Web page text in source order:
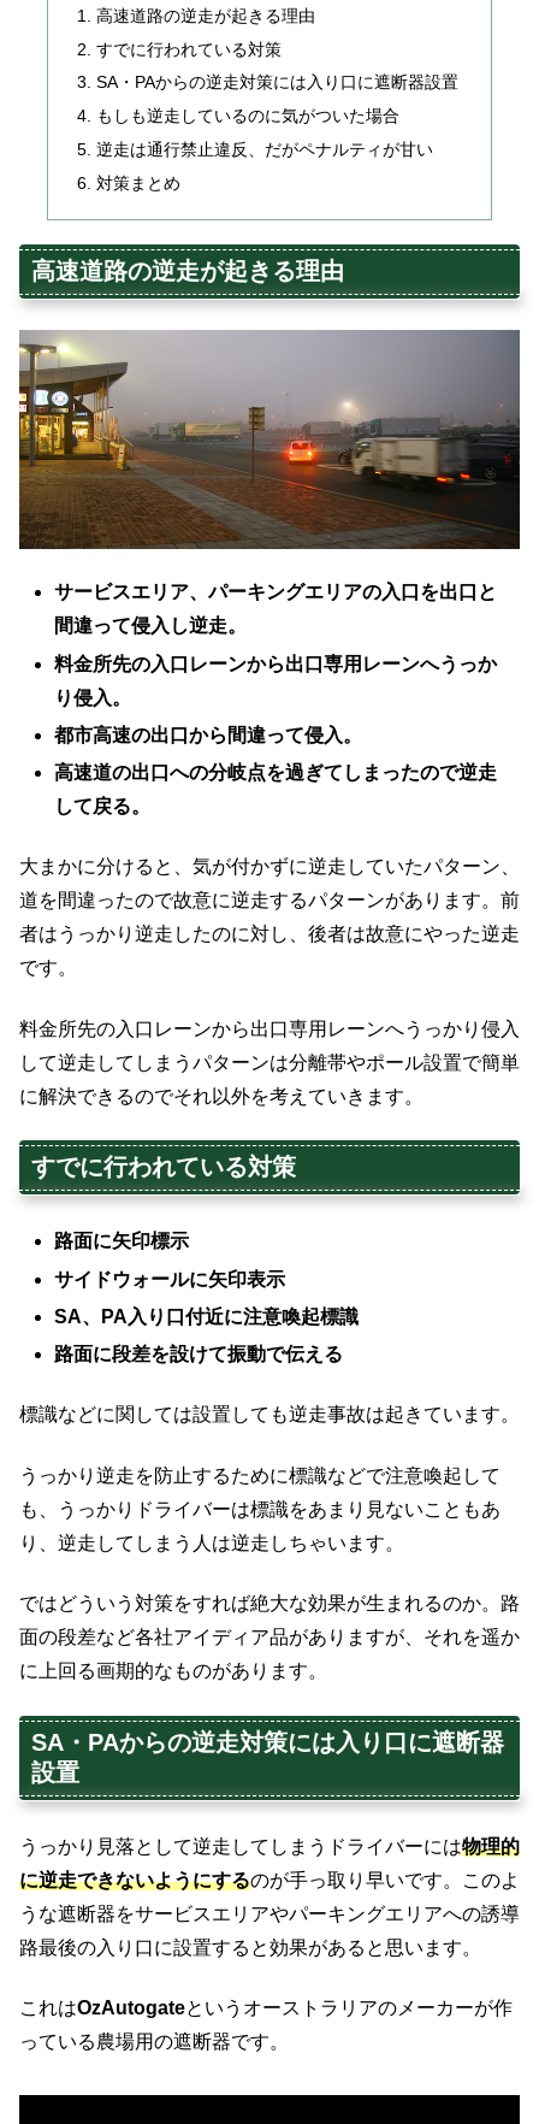
高速道路の逆走が起きる理由
すでに行われている対策
SA・PAからの逆走対策には入り口に遮断器設置
もしも逆走しているのに気がついた場合
逆走は通行禁止違反、だがペナルティが甘い
対策まとめ
高速道路の逆走が起きる理由
サービスエリア、パーキングエリアの入口を出口と
間違って侵入し逆走。
料金所先の入口レーンから出口専用レーンへうっか
り侵入。
都市高速の出口から間違って侵入。
高速道の出口への分岐点を過ぎてしまったので逆走
して戻る。
大まかに分けると、気が付かずに逆走していたパターン、
道を間違ったので故意に逆走するパターンがあります。前
者はうっかり逆走したのに対し、後者は故意にやった逆走
です。
料金所先の入口レーンから出口専用レーンへうっかり侵入
して逆走してしまうパターンは分離帯やポール設置で簡単
に解決できるのでそれ以外を考えていきます。
すでに行われている対策
路面に矢印標示
サイドウォールに矢印表示
SA、PA入り口付近に注意喚起標識
路面に段差を設けて振動で伝える
標識などに関しては設置しても逆走事故は起きています。
うっかり逆走を防止するために標識などで注意喚起して
も、うっかりドライバーは標識をあまり見ないこともあ
り、逆走してしまう人は逆走しちゃいます。
ではどういう対策をすれば絶大な効果が生まれるのか。路
面の段差など各社アイディア品がありますが、それを遥か
に上回る画期的なものがあります。
SA・PAからの逆走対策には入り口に遮断器
設置
うっかり見落として逆走してしまうドライバーには物理的
に逆走できないようにするのが手っ取り早いです。このよ
うな遮断器をサービスエリアやパーキングエリアへの誘導
路最後の入り口に設置すると効果があると思います。
これはOzAutogateというオーストラリアのメーカーが作
っている農場用の遮断器です。